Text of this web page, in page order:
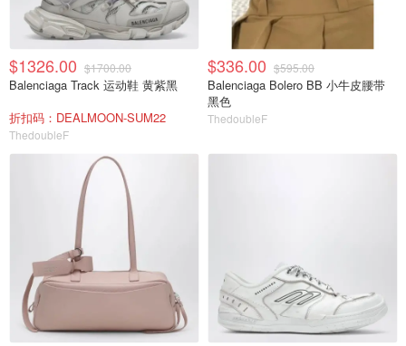
$1326.00 $1700.00
Balenciaga Track 运动鞋 黄紫黑
折扣码：DEALMOON-SUM22
ThedoubleF
$336.00 $595.00
Balenciaga Bolero BB 小牛皮腰带
黑色
ThedoubleF